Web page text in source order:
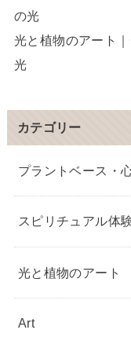
の光
光と植物のアート
光
カテゴリー
プラントベース・
スピリチュアル体
光と植物のアート
Art